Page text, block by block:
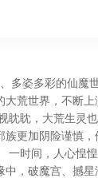
多姿多彩的仙魔
荒世界，不断
眈眈，大荒生灵
更加阴险谨慎
一时间，人心惶
，破魔宫、撼